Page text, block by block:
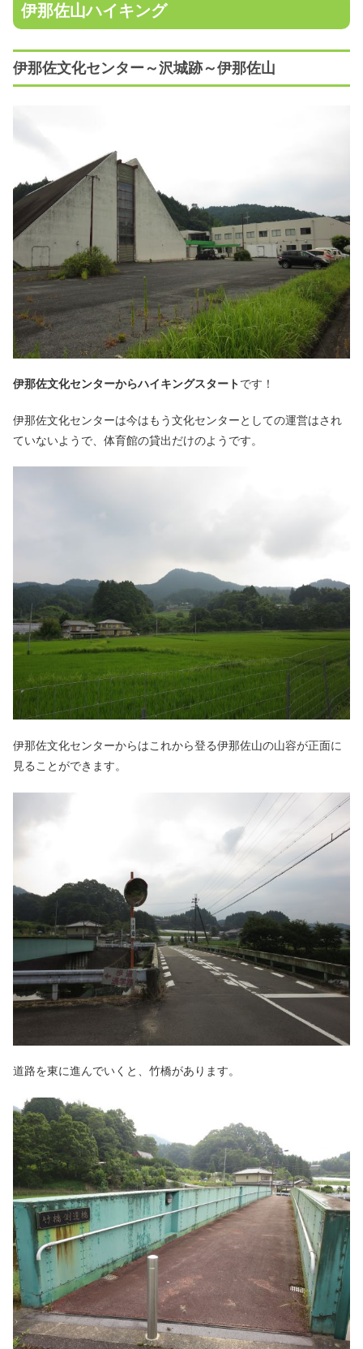
伊那佐山ハイキング
伊那佐文化センター～沢城跡～伊那佐山
伊那佐文化センターからハイキングスタートです！
伊那佐文化センターは今はもう文化センターとしての運営はされ
ていないようで、体育館の貸出だけのようです。
伊那佐文化センターからはこれから登る伊那佐山の山容が正面に
見ることができます。
道路を東に進んでいくと、竹橋があります。